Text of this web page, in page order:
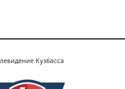
Кузбасса